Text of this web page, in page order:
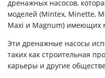
дренажных насосов,
моделей (Mintex, Minette,
Maxi и Magnum) имеющих
Эти дренажные насосы
таких как строительная
карьеры и другие